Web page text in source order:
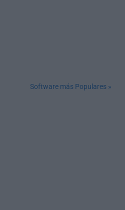
Software más Populares »